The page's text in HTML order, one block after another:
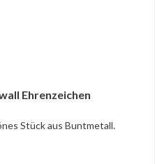
Ehrenzeichen
Stück aus Buntmetall.